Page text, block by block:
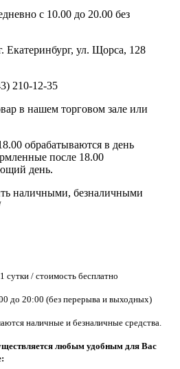
с 10.00 до 20.00 без
Екатеринбург, ул. Щорса, 128
210-12-35
в нашем торговом зале или
обрабатываются в день
после 18.00
день.
наличными, безналичными
1 сутки / стоимость бесплатно
до 20:00 (без перерыва и выходных)
наличные и безналичные средства.
любым удобным для Вас